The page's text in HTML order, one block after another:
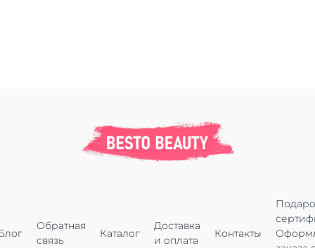
Обратная
связь
Каталог
Доставка
и оплата
Контакты